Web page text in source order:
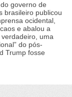
governo de
brasileiro publicou
ocidental,
e abalou a
uma
do pós-
Trump fosse